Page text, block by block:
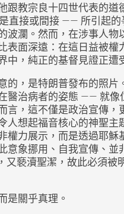
跟教宗良十四世代表的道
直接或間接 —— 所引起的
波瀾。然而，在涉事人物
表面深遠：在這日益被權
中，純正的基督見證正遭
的，是特朗普發布的照片
醫治病者的姿態 —— 就像
言，這不僅是政治宣傳，
人想起福音核心的神聖
權力展示，而是透過耶穌
意象挪用、自我宣傳、並
褻瀆聖潔，故此必須被
是關乎真理。